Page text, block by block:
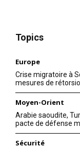
Topics
Europe
Crise migratoire à
mesures de
Moyen-Orient
Arabie saoudite,
pacte de défense
Sécurité